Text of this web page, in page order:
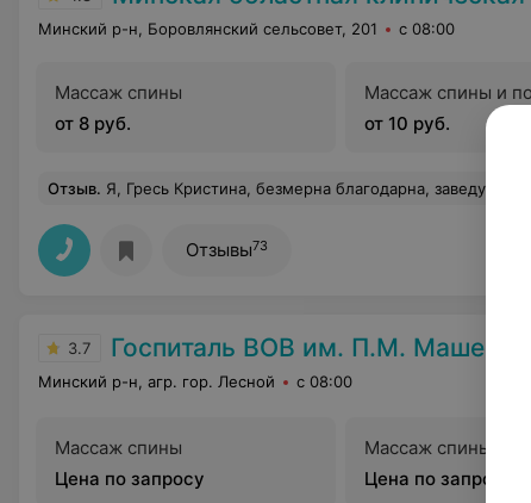
Минский р-н, Боровлянский сельсовет, 201 с 08:00
Массаж спины
от 8 руб.
Массаж спины и
от 10 руб.
Отзыв. Я, Гресь Кристина, безмерна благодарна, заведующему отделения микрохирургии пластическому хирургу - Подгайскому Александру Владимировичу. ВРАЧ с большой буквы с золотыми руками. С пониманием дела и с грамотными советами. Мне 32года, диагноз 97.1 Женское бесплодие трубного происхождения. Александр Владимирович провел операцию по восстановлению репродукцивной функции (было необходимо, так как не наступления беременности в браке. Выполнил так аккуратно и профессионально, что мне плакать от радости хотелось! Хочу вызить благодарность дежурному врачу за наблюдением моего состояния здоровья хороший и спокойнойный медперсонал.
Отзывы73
3.7 Госпиталь ВОВ им. П.М.
Минский р-н, агр. гор. Лесной с 08:00
Массаж спины
Цена по запросу
Массаж спины и
Цена по запросу